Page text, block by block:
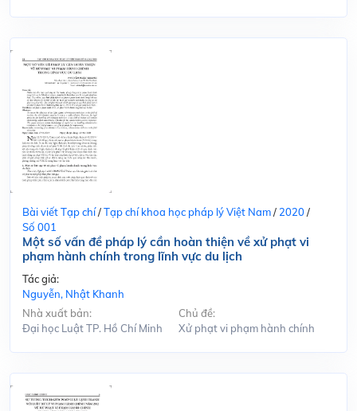
Bài viết Tạp chí/Tạp chí khoa học pháp lý Việt Nam/ 2020/
Số 001
Một số vấn đề pháp lý cần hoàn thiện về xử phạt vi
phạm hành chính trong lĩnh vực du lịch
Tác giả:
Nguyễn, Nhật Khanh
Nhà xuất bản:
Đại học Luật TP. Hồ Chí Minh
Chủ đề:
Xử phạt vi phạm hành chính